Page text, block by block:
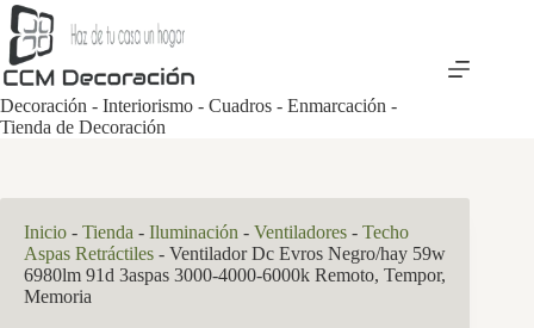
Saltar
al
contenido
Decoración - Interiorismo - Cuadros - Enmarcación -
Tienda de Decoración
Inicio - Tienda - Iluminación - Ventiladores - Techo
Aspas Retráctiles - Ventilador Dc Evros Negro/hay 59w
6980lm 91d 3aspas 3000-4000-6000k Remoto, Tempor,
Memoria